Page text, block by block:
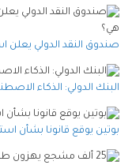
صندوق النقد الدولي
البنك الدولي: الذكاء
بوتين يوقع قانونا بشأن